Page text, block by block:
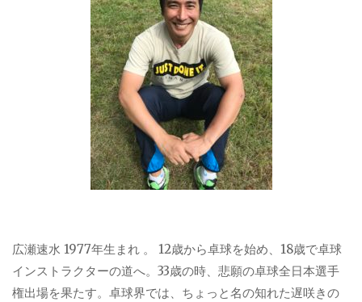
広瀬速水 1977年生まれ 。 12歳から卓球を始め、18歳で卓球
インストラクターの道へ。33歳の時、悲願の卓球全日本選手
権出場を果たす。卓球界では、ちょっと名の知れた遅咲きの